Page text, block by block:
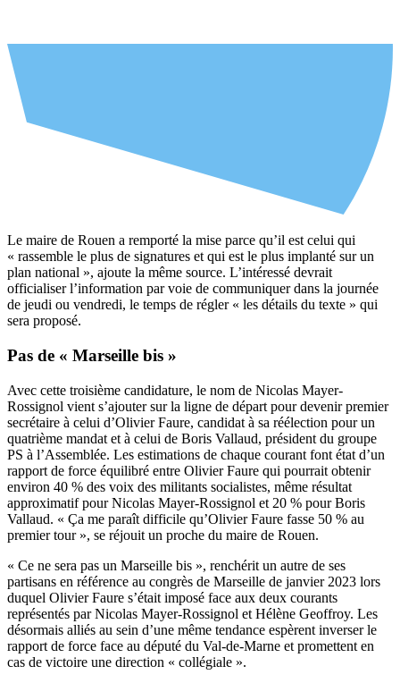
Le maire de Rouen a remporté la mise parce qu’il est celui qui
« rassemble le plus de signatures et qui est le plus implanté sur un
plan national », ajoute la même source. L’intéressé devrait
officialiser l’information par voie de communiquer dans la journée
de jeudi ou vendredi, le temps de régler « les détails du texte » qui
sera proposé.
Pas de « Marseille bis »
Avec cette troisième candidature, le nom de Nicolas Mayer-
Rossignol vient s’ajouter sur la ligne de départ pour devenir premier
secrétaire à celui d’Olivier Faure, candidat à sa réélection pour un
quatrième mandat et à celui de Boris Vallaud, président du groupe
PS à l’Assemblée. Les estimations de chaque courant font état d’un
rapport de force équilibré entre Olivier Faure qui pourrait obtenir
environ 40 % des voix des militants socialistes, même résultat
approximatif pour Nicolas Mayer-Rossignol et 20 % pour Boris
Vallaud. « Ça me paraît difficile qu’Olivier Faure fasse 50 % au
premier tour », se réjouit un proche du maire de Rouen.
« Ce ne sera pas un Marseille bis », renchérit un autre de ses
partisans en référence au congrès de Marseille de janvier 2023 lors
duquel Olivier Faure s’était imposé face aux deux courants
représentés par Nicolas Mayer-Rossignol et Hélène Geoffroy. Les
désormais alliés au sein d’une même tendance espèrent inverser le
rapport de force face au député du Val-de-Marne et promettent en
cas de victoire une direction « collégiale ».